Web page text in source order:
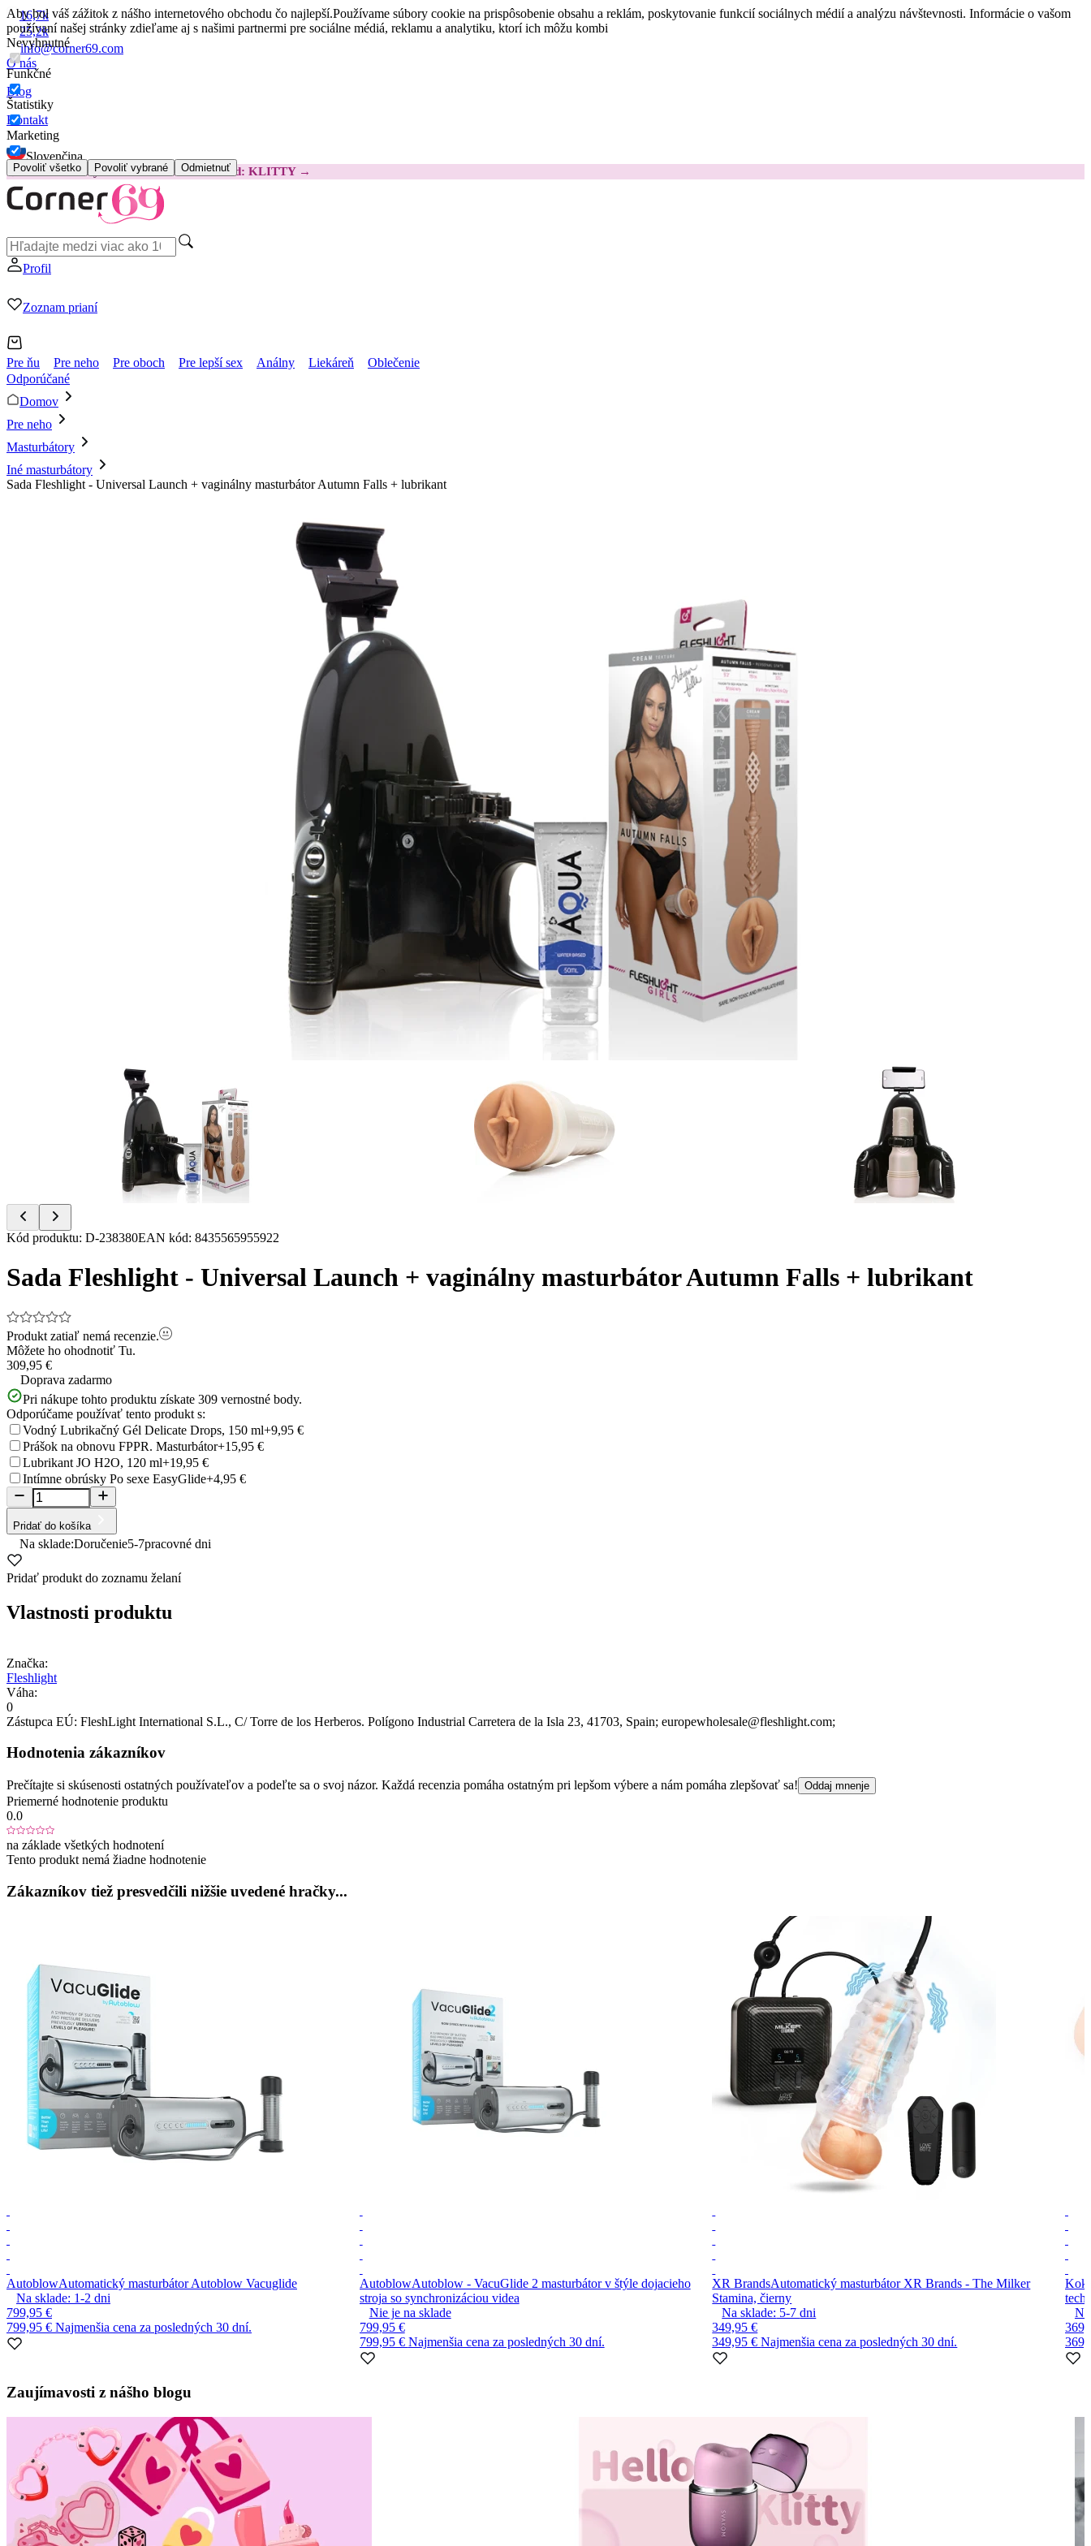
Aby bol váš zážitok z nášho internetového obchodu čo najlepší.Používame súbory cookie na prispôsobenie obsahu a reklám, poskytovanie funkcií sociálnych médií a analýzu návštevnosti. Informácie o vašom
používaní našej stránky zdieľame aj s našimi partnermi pre sociálne médiá, reklamu a analytiku, ktorí ich môžu kombi
Nevyhnutné
Funkčné
Štatistiky
Marketing
Povoliť všetko Povoliť vybrané Odmietnuť
16,7k
25,2k
info@corner69.com
O nás
Blog
Kontakt
Slovenčina
😽Svakom Klitty: O 15 € LACNEJŠIEKód: KLITTY →
Profil
Zoznam prianí
Pre ňu Pre neho Pre oboch Pre lepší sex Análny Liekáreň
Oblečenie
Odporúčané
Domov
Pre neho
Masturbátory
Iné masturbátory
Sada Fleshlight - Universal Launch + vaginálny masturbátor Autumn Falls + lubrikant
Item
of
4
Kód produktu: D-238380EAN kód: 8435565955922
Sada Fleshlight - Universal Launch + vaginálny masturbátor Autumn Falls + lubrikant
Produkt zatiaľ nemá recenzie.
Môžete ho ohodnotiť Tu.
309,95 €
Doprava zadarmo
Pri nákupe tohto produktu získate 309 vernostné body.
Odporúčame používať tento produkt s:
Vodný Lubrikačný Gél Delicate Drops, 150 ml+9,95 €
Prášok na obnovu FPPR. Masturbátor+15,95 €
Lubrikant JO H2O, 120 ml+19,95 €
Intímne obrúsky Po sexe EasyGlide+4,95 €
Pridať do košíka
Na sklade:Doručenie5-7pracovné dni
Pridať produkt do zoznamu želaní
Vlastnosti produktu
Značka:
Fleshlight
Váha:
0
Zástupca EÚ: FleshLight International S.L., C/ Torre de los Herberos. Polígono Industrial Carretera de la Isla 23, 41703, Spain; europewholesale@fleshlight.com;
Hodnotenia zákazníkov
Prečítajte si skúsenosti ostatných používateľov a podeľte sa o svoj názor. Každá recenzia pomáha ostatným pri lepšom výbere a nám pomáha zlepšovať sa! Oddaj mnenje
Priemerné hodnotenie produktu
0.0
na základe všetkých hodnotení
Tento produkt nemá žiadne hodnotenie
Zákazníkov tiež presvedčili nižšie uvedené hračky...
AutoblowAutomatický masturbátor Autoblow Vacuglide
Na sklade: 1-2 dni
799,95 €
799,95 € Najmenšia cena za posledných 30 dní.
AutoblowAutoblow - VacuGlide 2 masturbátor v štýle dojacieho
stroja so synchronizáciou videa
Nie je na sklade
799,95 €
799,95 € Najmenšia cena za posledných 30 dní.
XR BrandsAutomatický masturbátor XR Brands - The Milker
Stamina, čierny
Na sklade: 5-7dni
349,95 €
349,95 €Najmenšia cena za posledných 30 dní.
1
7
Zaujímavosti z nášho blogu